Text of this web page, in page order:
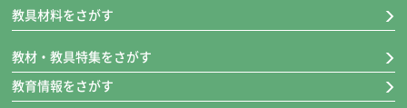
教具材料をさがす
教材・教具特集をさがす
教育情報をさがす